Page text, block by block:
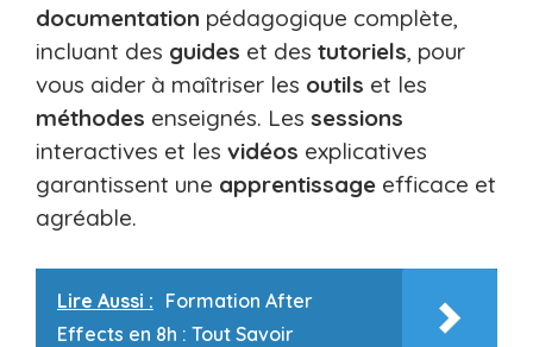
documentation pédagogique complète,
incluant des guides et des tutoriels, pour
vous aider à maîtriser les outils et les
méthodes enseignés. Les sessions
interactives et les vidéos explicatives
garantissent une apprentissage efficace et
agréable.
Lire Aussi : Formation After
Effects en 8h : Tout Savoir